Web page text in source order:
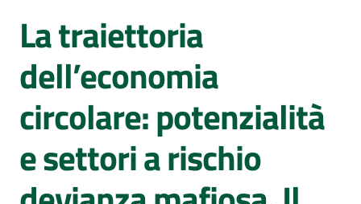
Attività
Per
media
Salta al contenuto
La traiettoria
dell’economia
circolare: potenzialità
e settori a rischio